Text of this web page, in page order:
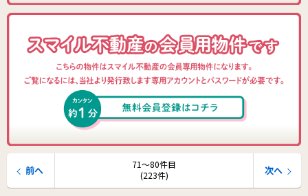
71〜80件目
(223件)
前へ 次へ